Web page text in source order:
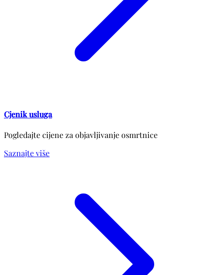
Cjenik usluga
Pogledajte cijene za objavljivanje osmrtnice
Saznajte više